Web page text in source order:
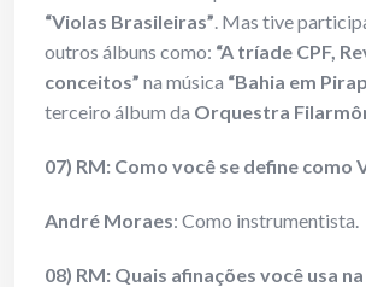
“Violas Brasileiras” . Mas tive
outros álbuns como: “A tríade CPF,
conceitos” na música “Bahia em
terceiro álbum da Orquestra
07) RM: Como você se define como
André Moraes: Como instrumentista.
08) RM: Quais afinações você usa